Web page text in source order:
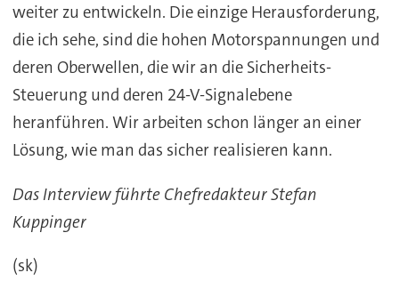
weiter zu entwickeln. Die einzige Herausforderung,
die ich sehe, sind die hohen Motorspannungen und
deren Oberwellen, die wir an die Sicherheits-
Steuerung und deren 24-V-Signalebene
heranführen. Wir arbeiten schon länger an einer
Lösung, wie man das sicher realisieren kann.
Das Interview führte Chefredakteur Stefan
Kuppinger
(sk)